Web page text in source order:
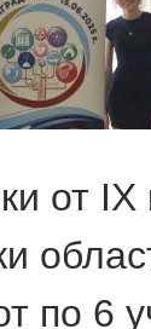
от
по 6